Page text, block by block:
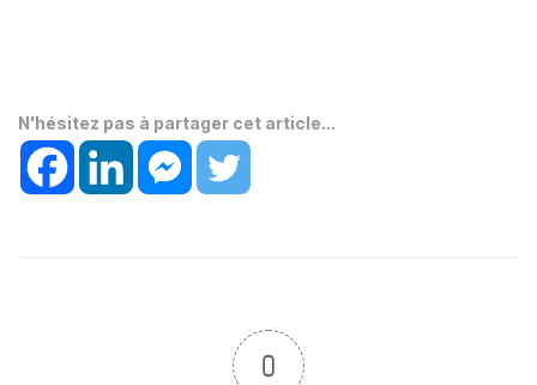
N'hésitez pas à partager cet article...
0